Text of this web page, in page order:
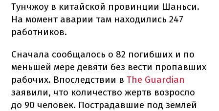
Тунчжоу в китайской провинции Шаньси.
На момент аварии там находились 247
работников.
Сначала сообщалось о 82 погибших и по
меньшей мере девяти без вести пропавших
рабочих. Впоследствии в The Guardian
заявили, что количество жертв возросло
до 90 человек. Пострадавшие под землей